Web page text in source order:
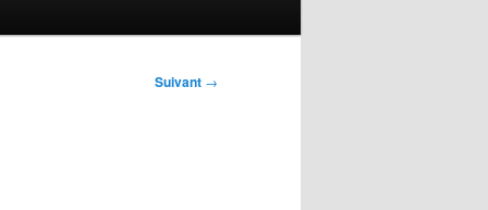
Suivant →